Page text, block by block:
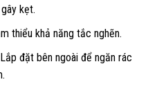
kẹt.
thiểu khả năng tắc nghẽn.
đặt bên ngoài để ngăn rác